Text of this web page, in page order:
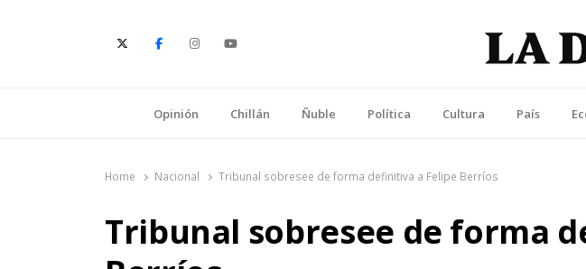
Opinión Chillán Ñuble Política Cultura País
Home Nacional Tribunal sobresee de forma definitiva a Felipe Berríos
Tribunal sobresee de forma